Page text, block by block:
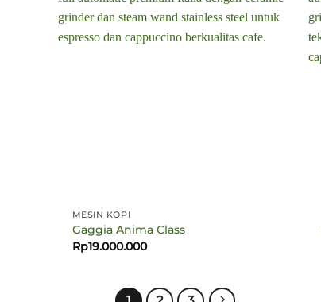
MESIN KOPI
Gaggia Anima Class
Rp19.000.000